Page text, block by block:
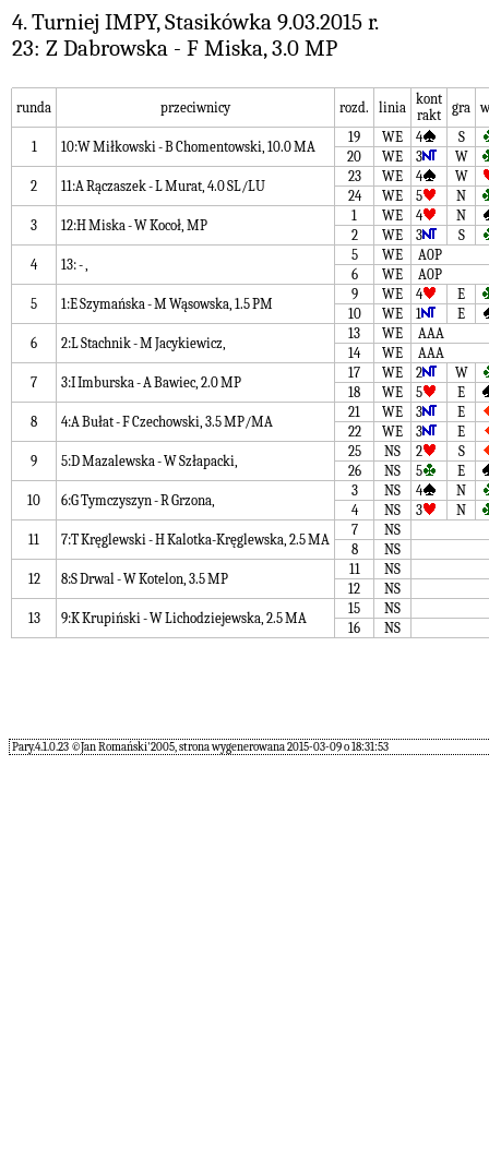
4. Turniej IMPY, Stasikówka 9.03.2015 r.
23: Z Dabrowska - F Miska, 3.0 MP
runda przeciwnicy rozd. linia
kont
rakt
gra
1 10:W Miłkowski - B Chomentowski, 10.0 MA
19 WE 4
S
20
WE 3
W
2
11:A Rączaszek - L Murat, 4.0 SL/LU
23 WE 4
W
24
WE 5
N
3
12:H Miska - W Kocoł, MP
1 WE 4
N
2
WE 3
S
4
13: - ,
5 WE
A0P
6
WE
A0P
5
1:E Szymańska - M Wąsowska, 1.5 PM
9 WE 4
E
10
WE 1
E
6
2:L Stachnik - M Jacykiewicz,
13 WE
AAA
14
WE
AAA
7
3:I Imburska - A Bawiec, 2.0 MP
17 WE 2
W
18
WE 5
E
8
4:A Bułat - F Czechowski, 3.5 MP/MA
21 WE 3
E
22
WE 3
E
9
5:D Mazalewska - W Szłapacki,
25 NS 2
S
26
NS 5
E
10
6:G Tymczyszyn - R Grzona,
3 NS 4
N
4
NS 3
N
11
7:T Kręglewski - H Kalotka-Kręglewska, 2.5 MA
7
NS
8
NS
12
8:S Drwal - W Kotelon, 3.5 MP
11
NS
12
NS
13
9:K Krupiński - W Lichodziejewska, 2.5 MA
15
NS
16
NS
Pary.4.1.0.23 ©Jan Romański'2005, strona wygenerowana 2015-03-09 o 18:31:53